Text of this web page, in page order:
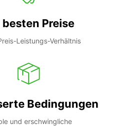
besten Preise
Leistungs-Verhältnis
Bedingungen
und erschwingliche